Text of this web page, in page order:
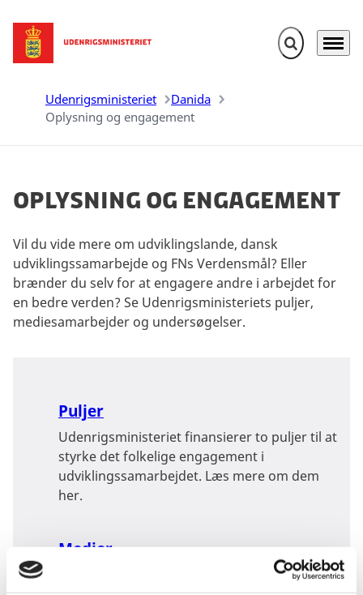
Gå til forsiden Fold søgefelt
Menu
Udenrigsministeriet
Danida
Oplysning og engagement
Oplysning og engagement
Vil du vide mere om udviklingslande, dansk
udviklingssamarbejde og FNs Verdensmål? Eller
brænder du selv for at engagere andre i arbejdet for
en bedre verden? Se Udenrigsministeriets puljer,
mediesamarbejder og undersøgelser.
Puljer
Udenrigsministeriet finansierer to puljer til at
styrke det folkelige engagement i
udviklingssamarbejdet. Læs mere om dem
her.
Medier
En del af Udenrigsministeriets arbejde for at